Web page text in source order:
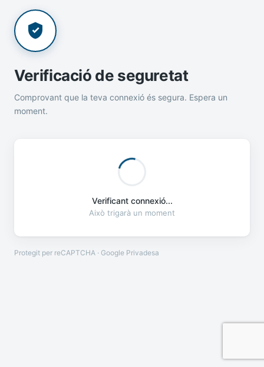
Verificació de seguretat
Comprovant que la teva connexió és segura. Espera un
moment.
Verificant connexió...
Això trigarà un moment
Protegit per reCAPTCHA · Google Privadesa